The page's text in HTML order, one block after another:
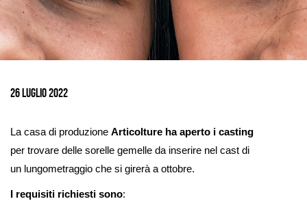
26 Luglio 2022
La casa di produzione Articolture ha aperto i casting
per trovare delle sorelle gemelle da inserire nel cast di
un lungometraggio che si girerà a ottobre.
I requisiti richiesti sono: